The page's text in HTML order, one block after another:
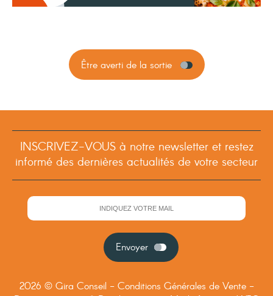
Être averti de la sortie
INSCRIVEZ-VOUS à notre newsletter et restez
informé des dernières actualités de votre secteur
Envoyer
2026 © Gira Conseil - Conditions Générales de Vente-